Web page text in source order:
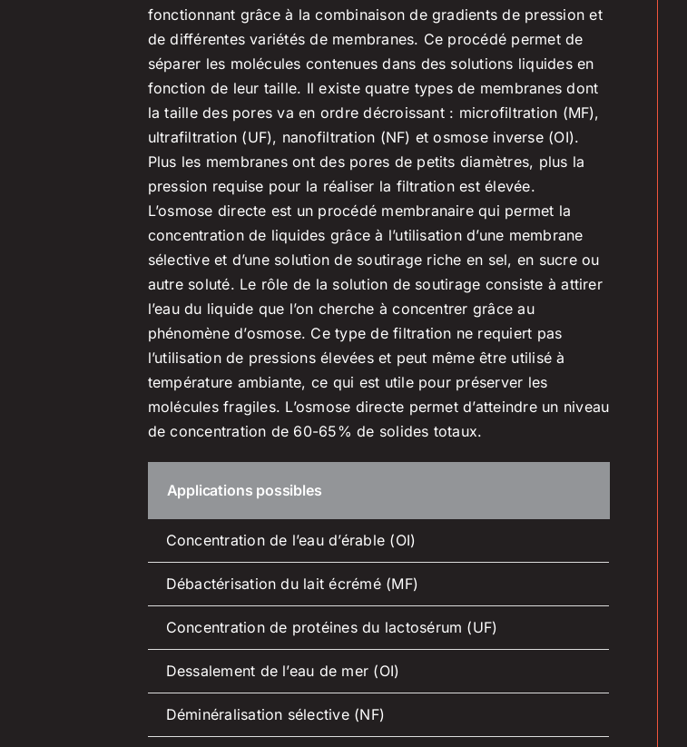
fonctionnant grâce à la combinaison de gradients de pression et
de différentes variétés de membranes. Ce procédé permet de
séparer les molécules contenues dans des solutions liquides en
fonction de leur taille. Il existe quatre types de membranes dont
la taille des pores va en ordre décroissant : microfiltration (MF),
ultrafiltration (UF), nanofiltration (NF) et osmose inverse (OI).
Plus les membranes ont des pores de petits diamètres, plus la
pression requise pour la réaliser la filtration est élevée.
L’osmose directe est un procédé membranaire qui permet la
concentration de liquides grâce à l’utilisation d’une membrane
sélective et d’une solution de soutirage riche en sel, en sucre ou
autre soluté. Le rôle de la solution de soutirage consiste à attirer
l’eau du liquide que l’on cherche à concentrer grâce au
phénomène d’osmose. Ce type de filtration ne requiert pas
l’utilisation de pressions élevées et peut même être utilisé à
température ambiante, ce qui est utile pour préserver les
molécules fragiles. L’osmose directe permet d’atteindre un niveau
de concentration de 60-65% de solides totaux.
Applications possibles
Concentration de l’eau d’érable (OI)
Débactérisation du lait écrémé (MF)
Concentration de protéines du lactosérum (UF)
Dessalement de l’eau de mer (OI)
Déminéralisation sélective (NF)